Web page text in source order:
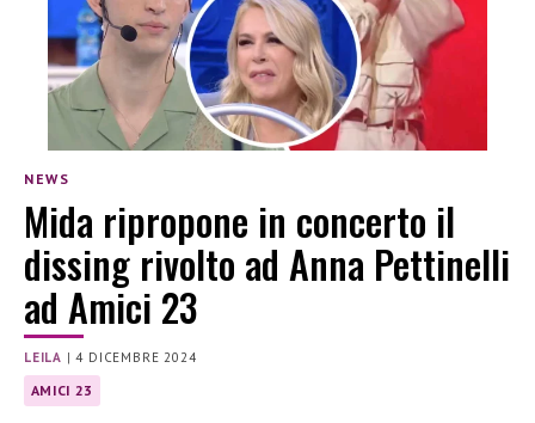
NEWS
Mida ripropone in concerto il
dissing rivolto ad Anna Pettinelli
ad Amici 23
LEILA |4 DICEMBRE 2024
AMICI 23